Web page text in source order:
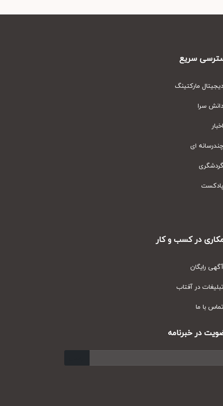
سریع
مارکتینگ
سرا
ای
در کسب و کار
رایگان
در آفتاب
با ما
در خبرنامه